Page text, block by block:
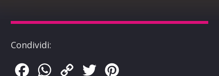
Condividi:
FacebookWhatsApp
Copy
Twitter